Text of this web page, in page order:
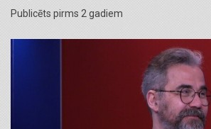
Publicēts pirms 2 gadiem